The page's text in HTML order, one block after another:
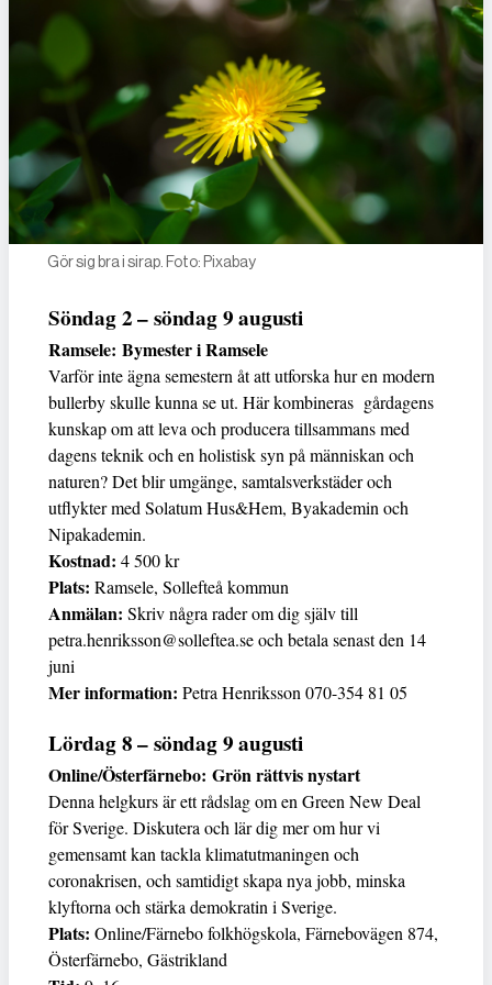
Gör sig bra i sirap. Foto: Pixabay
Söndag 2 – söndag 9 augusti
Ramsele: Bymester i Ramsele
Varför inte ägna semestern åt att utforska hur en modern
bullerby skulle kunna se ut. Här kombineras gårdagens
kunskap om att leva och producera tillsammans med
dagens teknik och en holistisk syn på människan och
naturen? Det blir umgänge, samtalsverkstäder och
utflykter med Solatum Hus&Hem, Byakademin och
Nipakademin.
Kostnad: 4 500 kr
Plats: Ramsele, Sollefteå kommun
Anmälan: Skriv några rader om dig själv till
petra.henriksson@solleftea.se och betala senast den 14
juni
Mer information: Petra Henriksson 070-354 81 05
Lördag 8 – söndag 9 augusti
Online/Österfärnebo: Grön rättvis nystart
Denna helgkurs är ett rådslag om en Green New Deal
för Sverige. Diskutera och lär dig mer om hur vi
gemensamt kan tackla klimatutmaningen och
coronakrisen, och samtidigt skapa nya jobb, minska
klyftorna och stärka demokratin i Sverige.
Plats: Online/Färnebo folkhögskola, Färnebovägen 874,
Österfärnebo, Gästrikland